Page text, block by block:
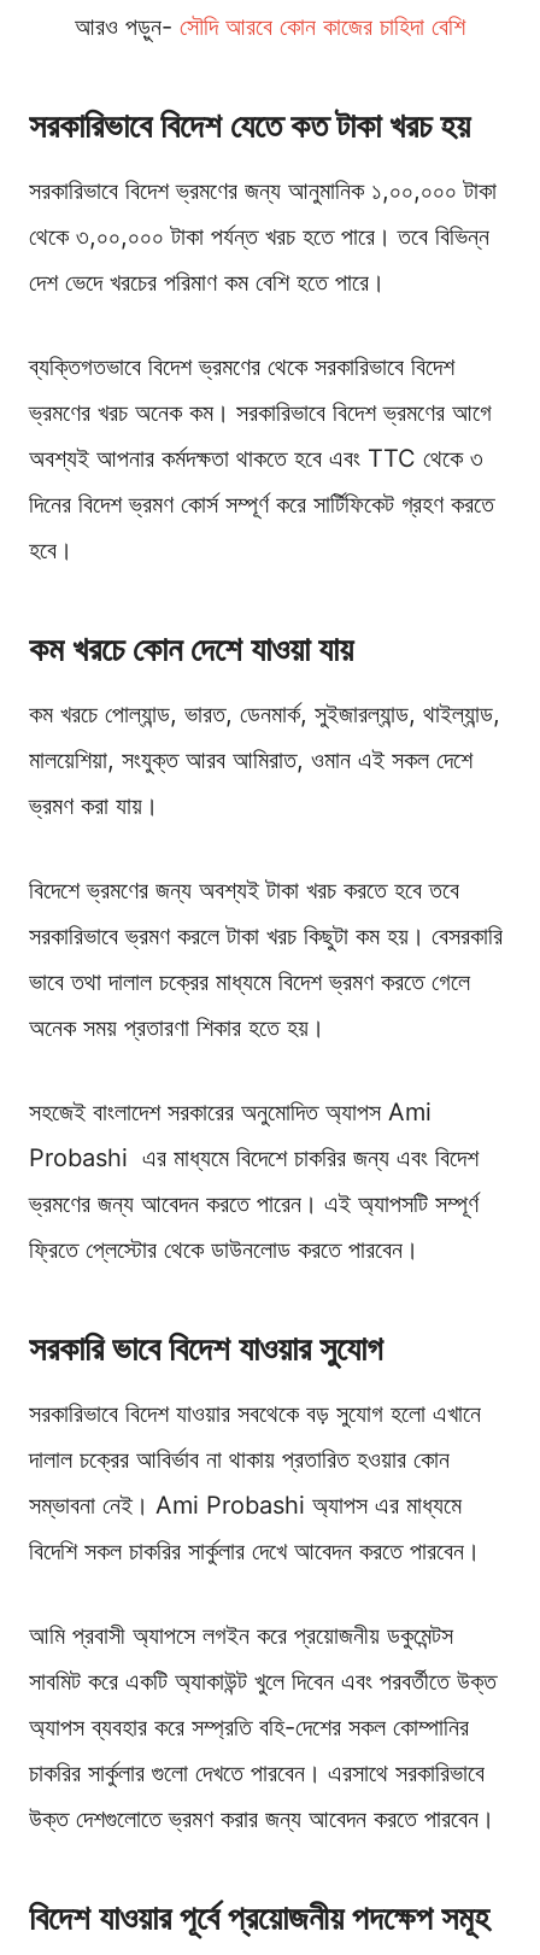
আরও পড়ুন- সৌদি আরবে কোন কাজের চাহিদা বেশি
সরকারিভাবে বিদেশ যেতে কত টাকা খরচ হয়
সরকারিভাবে বিদেশ ভ্রমণের জন্য আনুমানিক ১,০০,০০০ টাকা
থেকে ৩,০০,০০০ টাকা পর্যন্ত খরচ হতে পারে। তবে বিভিন্ন
দেশ ভেদে খরচের পরিমাণ কম বেশি হতে পারে।
ব্যক্তিগতভাবে বিদেশ ভ্রমণের থেকে সরকারিভাবে বিদেশ
ভ্রমণের খরচ অনেক কম। সরকারিভাবে বিদেশ ভ্রমণের আগে
অবশ্যই আপনার কর্মদক্ষতা থাকতে হবে এবং TTC থেকে ৩
দিনের বিদেশ ভ্রমণ কোর্স সম্পূর্ণ করে সার্টিফিকেট গ্রহণ করতে
হবে।
কম খরচে কোন দেশে যাওয়া যায়
কম খরচে পোল্যান্ড, ভারত, ডেনমার্ক, সুইজারল্যান্ড, থাইল্যান্ড,
মালয়েশিয়া, সংযুক্ত আরব আমিরাত, ওমান এই সকল দেশে
ভ্রমণ করা যায়।
বিদেশে ভ্রমণের জন্য অবশ্যই টাকা খরচ করতে হবে তবে
সরকারিভাবে ভ্রমণ করলে টাকা খরচ কিছুটা কম হয়। বেসরকারি
ভাবে তথা দালাল চক্রের মাধ্যমে বিদেশ ভ্রমণ করতে গেলে
অনেক সময় প্রতারণা শিকার হতে হয়।
সহজেই বাংলাদেশ সরকারের অনুমোদিত অ্যাপস Ami
Probashi এর মাধ্যমে বিদেশে চাকরির জন্য এবং বিদেশ
ভ্রমণের জন্য আবেদন করতে পারেন। এই অ্যাপসটি সম্পূর্ণ
ফ্রিতে প্লেস্টোর থেকে ডাউনলোড করতে পারবেন।
সরকারি ভাবে বিদেশ যাওয়ার সুযোগ
সরকারিভাবে বিদেশ যাওয়ার সবথেকে বড় সুযোগ হলো এখানে
দালাল চক্রের আবির্ভাব না থাকায় প্রতারিত হওয়ার কোন
সম্ভাবনা নেই। Ami Probashi অ্যাপস এর মাধ্যমে
বিদেশি সকল চাকরির সার্কুলার দেখে আবেদন করতে পারবেন।
আমি প্রবাসী অ্যাপসে লগইন করে প্রয়োজনীয় ডকুমেন্টস
সাবমিট করে একটি অ্যাকাউন্ট খুলে দিবেন এবং পরবর্তীতে উক্ত
অ্যাপস ব্যবহার করে সম্প্রতি বহি-দেশের সকল কোম্পানির
চাকরির সার্কুলার গুলো দেখতে পারবেন। এরসাথে সরকারিভাবে
উক্ত দেশগুলোতে ভ্রমণ করার জন্য আবেদন করতে পারবেন।
বিদেশ যাওয়ার পূর্বে প্রয়োজনীয় পদক্ষেপ সমূহ